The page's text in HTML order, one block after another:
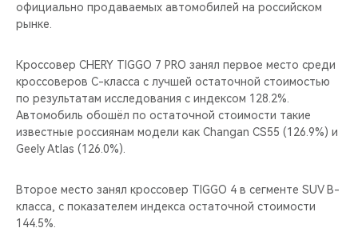
официально продаваемых автомобилей на российском
рынке.
Кроссовер CHERY TIGGO 7 PRO занял первое место среди
кроссоверов С-класса с лучшей остаточной стоимостью
по результатам исследования с индексом 128.2%.
Автомобиль обошёл по остаточной стоимости такие
известные россиянам модели как Changan CS55 (126.9%) и
Geely Atlas (126.0%).
Второе место занял кроссовер TIGGO 4 в сегменте SUV В-
класса, с показателем индекса остаточной стоимости
144.5%.